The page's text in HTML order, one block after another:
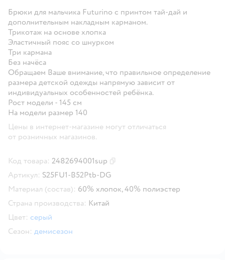
Брюки для мальчика Futurino с принтом тай-дай и
дополнительным накладным карманом.
Трикотаж на основе хлопка
Эластичный пояс со шнурком
Три кармана
Без начёса
Обращаем Ваше внимание, что правильное определение
размера детской одежды напрямую зависит от
индивидуальных особенностей ребёнка.
Рост модели - 145 см
На модели размер 140
Цены в интернет-магазине могут отличаться
от розничных магазинов.
Код товара: 2482694001sup
Артикул: S25FU1-B52Ptb-DG
Материал (состав): 60% хлопок, 40% полиэстер
Страна производства: Китай
Цвет: серый
Сезон: демисезон